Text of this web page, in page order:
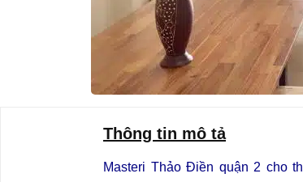
Thông tin mô tả
Masteri Thảo Điền quận 2 cho